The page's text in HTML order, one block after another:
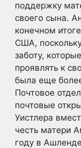
поддержку
своего сына.
конечном
США,
заботу,
проявлять к
была еще
Почтовое
почтовые
Уистлера
честь матери
году в